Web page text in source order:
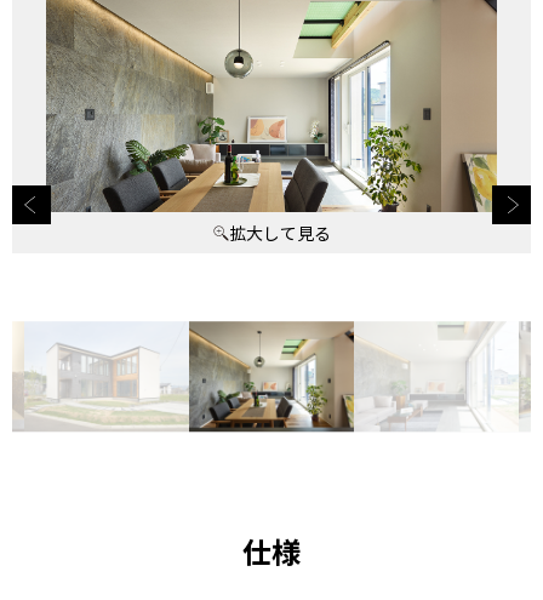
拡大して見る
拡大して見る
拡大して見る
拡大して見る
拡大して見る
拡大して見る
拡大して見る
拡大して見る
拡大して見る
拡大して見る
拡大して見る
拡大して見る
拡大して見る
拡大して見る
仕様